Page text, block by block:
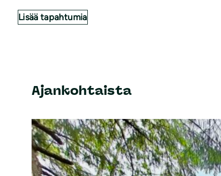
Lisää tapahtumia
Ajankohtaista